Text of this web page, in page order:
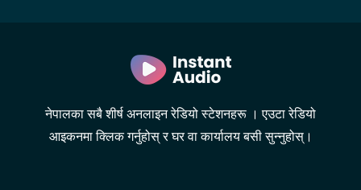
नेपालका सबै शीर्ष अनलाइन रेडियो स्टेशनहरू । एउटा रेडियो
आइकनमा क्लिक गर्नुहोस् र घर वा कार्यालय बसी सुन्नुहोस्।